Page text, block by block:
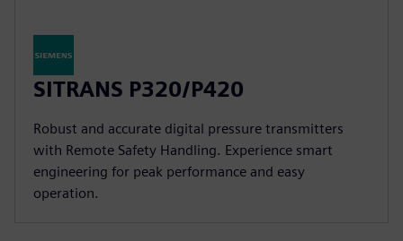
SITRANS P320/P420
Robust and accurate digital pressure transmitters
with Remote Safety Handling. Experience smart
engineering for peak performance and easy
operation.